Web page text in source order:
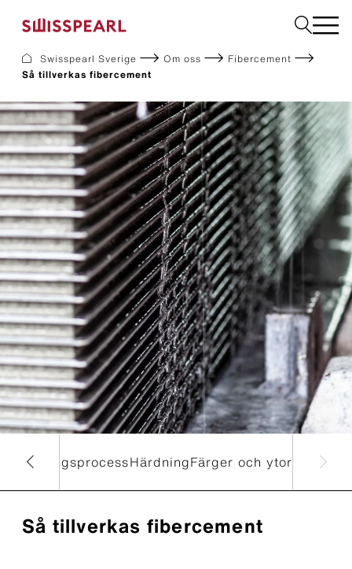
Företaget
Service
Inspiration
Beställ prover
Hållbarhet
Fasad
Tak
Bygg
Solar
Interiör
Ladda ner dokument
Swisspearl Sverige Om oss
Fibercement
Så tillverkas fibercement
BindningsprocessHärdningFärger och ytor
Så tillverkas fibercement